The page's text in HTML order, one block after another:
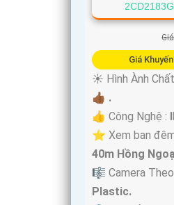
Giá
☀️ Hình Ành
👍🏾 .
👍 Công Nghệ :
⭐ Xem ban
40m Hồng
🎼️ Camera
Plastic.